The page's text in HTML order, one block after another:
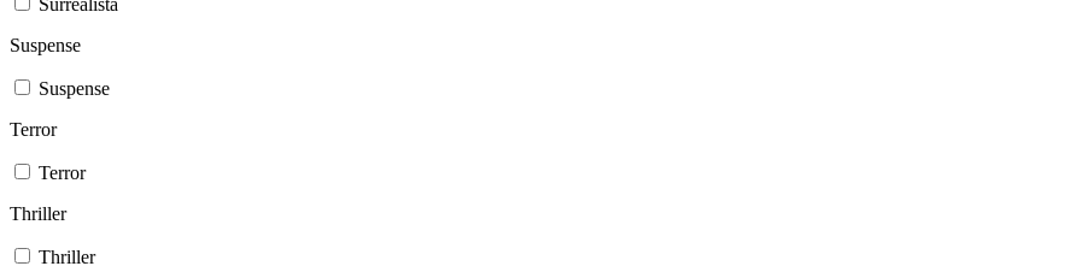
Surrealista
Suspense
Suspense
Terror
Terror
Thriller
Thriller